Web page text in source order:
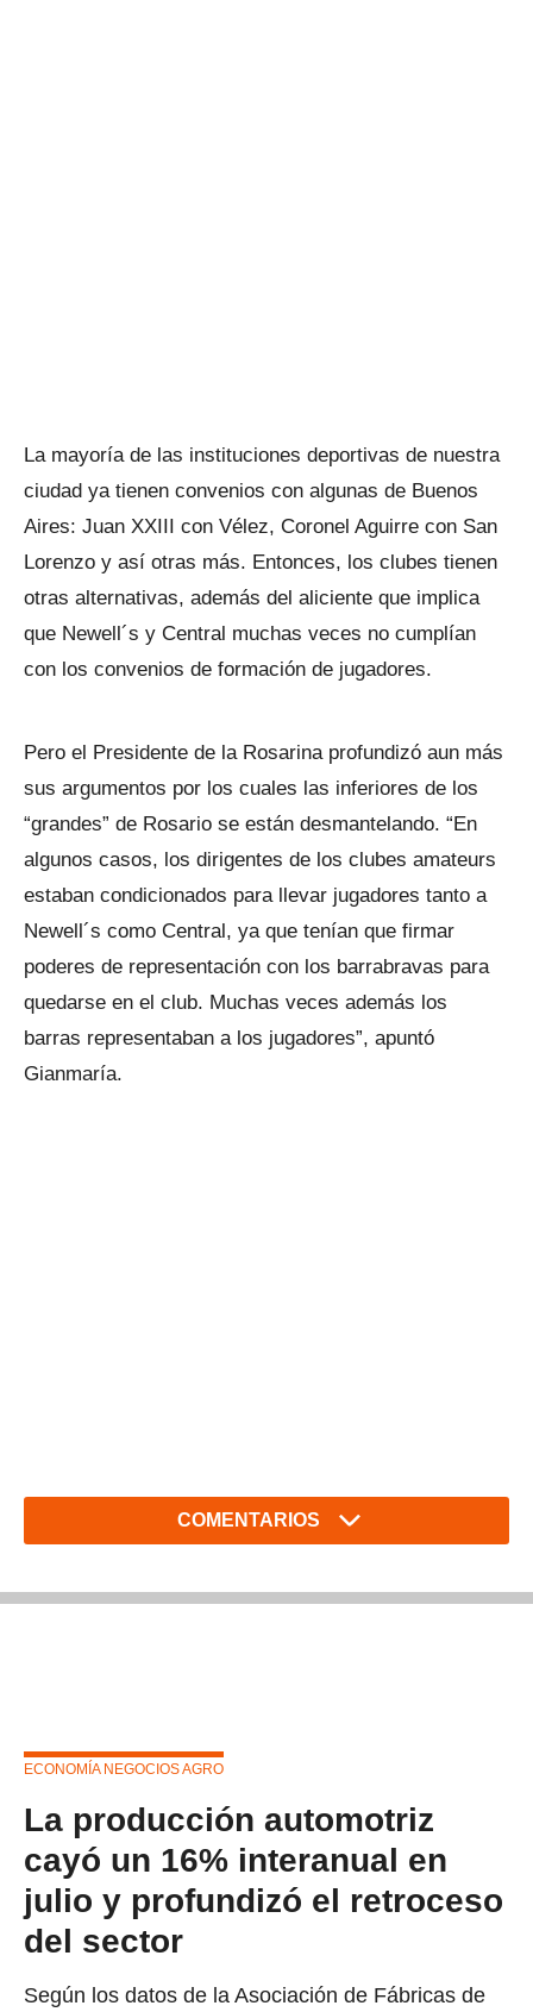
La mayoría de las instituciones deportivas de nuestra
ciudad ya tienen convenios con algunas de Buenos
Aires: Juan XXIII con Vélez, Coronel Aguirre con San
Lorenzo y así otras más. Entonces, los clubes tienen
otras alternativas, además del aliciente que implica
que Newell´s y Central muchas veces no cumplían
con los convenios de formación de jugadores.
Pero el Presidente de la Rosarina profundizó aun más
sus argumentos por los cuales las inferiores de los
“grandes” de Rosario se están desmantelando. “En
algunos casos, los dirigentes de los clubes amateurs
estaban condicionados para llevar jugadores tanto a
Newell´s como Central, ya que tenían que firmar
poderes de representación con los barrabravas para
quedarse en el club. Muchas veces además los
barras representaban a los jugadores”, apuntó
Gianmaría.
COMENTARIOS